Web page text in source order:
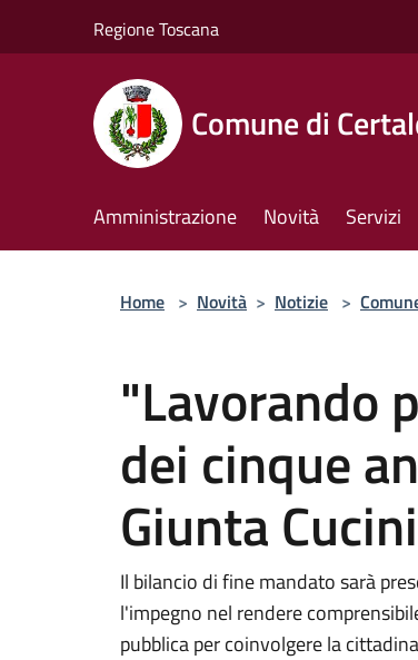
Regione Toscana
Comune di
Amministrazione Novità Servizi
Home > Novità > Notizie >
"Lavorando
dei cinque
Giunta Cucini
Il bilancio di fine mandato sarà
l'impegno nel rendere
pubblica per coinvolgere la